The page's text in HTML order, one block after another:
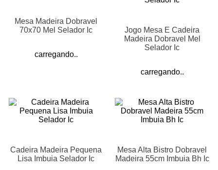
Mesa Madeira Dobravel
70x70 Mel Selador Ic
carregando..
Jogo Mesa E Cadeira
Madeira Dobravel Mel
Selador Ic
carregando..
Cadeira Madeira Pequena
Lisa Imbuia Selador Ic
Mesa Alta Bistro Dobravel
Madeira 55cm Imbuia Bh Ic